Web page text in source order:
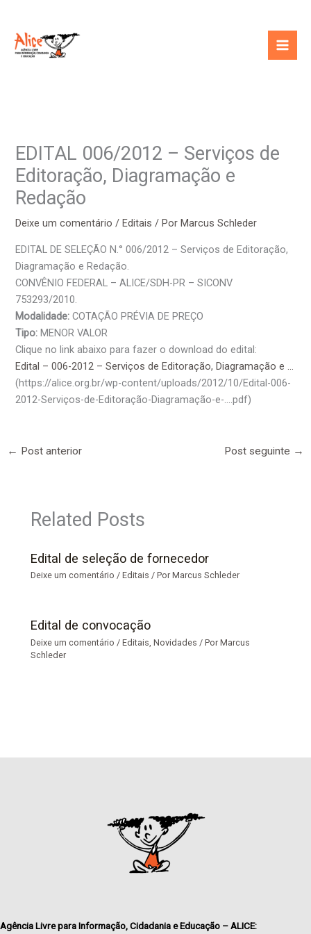
conteúdo
EDITAL 006/2012 – Serviços de
Editoração, Diagramação e
Redação
Deixe um comentário /Editais / PorMarcus Schleder
EDITAL DE SELEÇÃO N.° 006/2012 – Serviços de Editoração,
Diagramação e Redação.
CONVÊNIO FEDERAL – ALICE/SDH-PR – SICONV
753293/2010.
Modalidade: COTAÇÃO PRÉVIA DE PREÇO
Tipo: MENOR VALOR
Clique no link abaixo para fazer o download do edital:
Edital – 006-2012 – Serviços de Editoração, Diagramação e …
(https://alice.org.br/wp-content/uploads/2012/10/Edital-006-
2012-Serviços-de-Editoração-Diagramação-e-….pdf)
← Post anterior Post seguinte →
Related Posts
Edital de seleção de fornecedor
Deixe um comentário /Editais / PorMarcus Schleder
Edital de convocação
Deixe um comentário /Editais ,Novidades / PorMarcus
Schleder
Agência Livre para Informação, Cidadania e Educação – ALICE: